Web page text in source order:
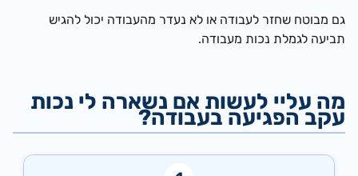
גם מבוטח שחזר לעבודה או לא נעדר מהעבודה יכול להגיש
תביעה לגמלת נכות מעבודה.
מה עליי לעשות אם נשארה לי נכות
עקב הפגיעה בעבודה?